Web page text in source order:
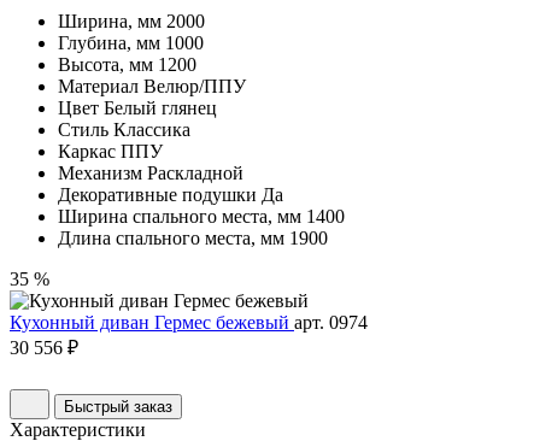
Ширина, мм 2000
Глубина, мм 1000
Высота, мм 1200
Материал Велюр/ППУ
Цвет Белый глянец
Стиль Классика
Каркас ППУ
Механизм Раскладной
Декоративные подушки Да
Ширина спального места, мм 1400
Длина спального места, мм 1900
35 %
Кухонный диван Гермес бежевый арт. 0974
30 556 ₽
Быстрый заказ
Характеристики